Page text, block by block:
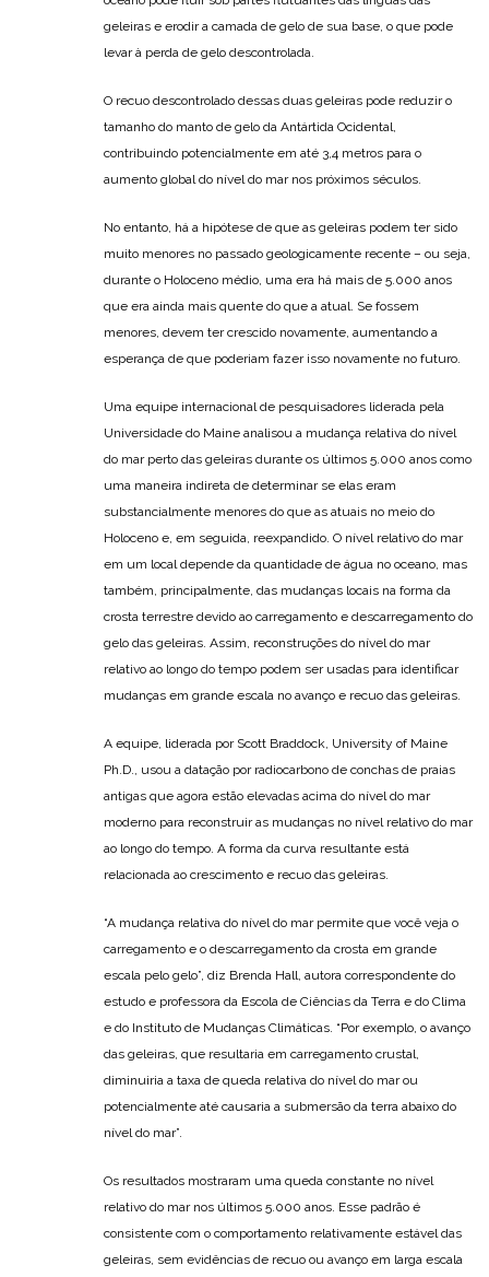
geleiras e erodir a camada de gelo de sua base, o que pode
levar à perda de gelo descontrolada.
O recuo descontrolado dessas duas geleiras pode reduzir o
tamanho do manto de gelo da Antártida Ocidental,
contribuindo potencialmente em até 3,4 metros para o
aumento global do nível do mar nos próximos séculos.
No entanto, há a hipótese de que as geleiras podem ter sido
muito menores no passado geologicamente recente – ou seja,
durante o Holoceno médio, uma era há mais de 5.000 anos
que era ainda mais quente do que a atual. Se fossem
menores, devem ter crescido novamente, aumentando a
esperança de que poderiam fazer isso novamente no futuro.
Uma equipe internacional de pesquisadores liderada pela
Universidade do Maine analisou a mudança relativa do nível
do mar perto das geleiras durante os últimos 5.000 anos como
uma maneira indireta de determinar se elas eram
substancialmente menores do que as atuais no meio do
Holoceno e, em seguida, reexpandido. O nível relativo do mar
em um local depende da quantidade de água no oceano, mas
também, principalmente, das mudanças locais na forma da
crosta terrestre devido ao carregamento e descarregamento do
gelo das geleiras. Assim, reconstruções do nível do mar
relativo ao longo do tempo podem ser usadas para identificar
mudanças em grande escala no avanço e recuo das geleiras.
A equipe, liderada por Scott Braddock, University of Maine
Ph.D., usou a datação por radiocarbono de conchas de praias
antigas que agora estão elevadas acima do nível do mar
moderno para reconstruir as mudanças no nível relativo do mar
ao longo do tempo. A forma da curva resultante está
relacionada ao crescimento e recuo das geleiras.
“A mudança relativa do nível do mar permite que você veja o
carregamento e o descarregamento da crosta em grande
escala pelo gelo”, diz Brenda Hall, autora correspondente do
estudo e professora da Escola de Ciências da Terra e do Clima
e do Instituto de Mudanças Climáticas. “Por exemplo, o avanço
das geleiras, que resultaria em carregamento crustal,
diminuiria a taxa de queda relativa do nível do mar ou
potencialmente até causaria a submersão da terra abaixo do
nível do mar”.
Os resultados mostraram uma queda constante no nível
relativo do mar nos últimos 5.000 anos. Esse padrão é
consistente com o comportamento relativamente estável das
geleiras, sem evidências de recuo ou avanço em larga escala